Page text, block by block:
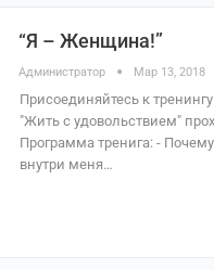
“Я – Женщина!”
Администратор Мар 13, 2018
Присоединяйтесь к
"Жить с удовольствием"
Программа тренига: -
внутри меня…